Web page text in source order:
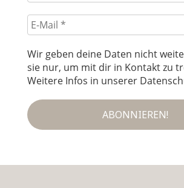
E-
Mail
*
Wir geben deine Daten nicht
sie nur, um mit dir in Kontakt zu
Weitere Infos in unserer